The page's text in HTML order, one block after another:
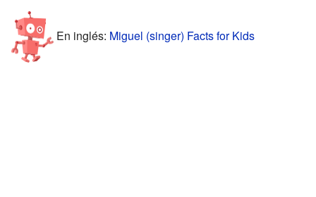
En inglés: Miguel (singer) Facts for Kids